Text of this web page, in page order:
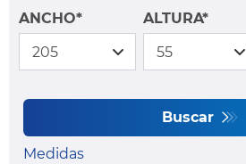
ANCHO* ALTURA*
Buscar
Medidas